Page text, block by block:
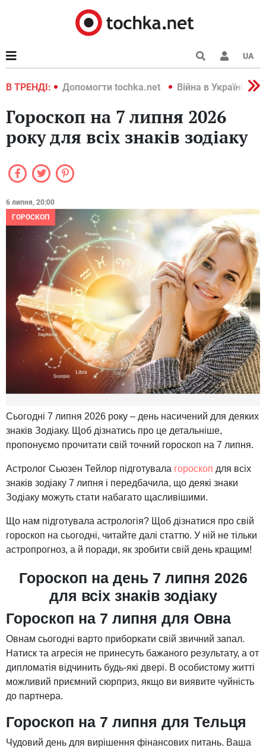
UA
В ТРЕНДІ:
2022 Допомогти tochka.net Війна в Україні 2022
Гороскоп на 7 липня 2026
року для всіх знаків зодіаку
6 липня, 20:00
ГОРОСКОП
Сьогодні 7 липня 2026 року – день насичений для деяких
знаків Зодіаку. Щоб дізнатись про це детальніше,
пропонуємо прочитати свій точний гороскоп на 7 липня.
Астролог Сьюзен Тейлор підготувала гороскоп для всіх
знаків зодіаку 7 липня і передбачила, що деякі знаки
Зодіаку можуть стати набагато щасливішими.
Що нам підготувала астрологія? Щоб дізнатися про свій
гороскоп на сьогодні, читайте далі статтю. У ній не тільки
астропрогноз, а й поради, як зробити свій день кращим!
Гороскоп на день 7 липня 2026
для всіх знаків зодіаку
Гороскоп на 7 липня для Овна
Овнам сьогодні варто приборкати свій звичний запал.
Натиск та агресія не принесуть бажаного результату, а от
дипломатія відчинить будь-які двері. В особистому житті
можливий приємний сюрприз, якщо ви виявите чуйність
до партнера.
Гороскоп на 7 липня для Тельця
Чудовий день для вирішення фінансових питань. Ваша